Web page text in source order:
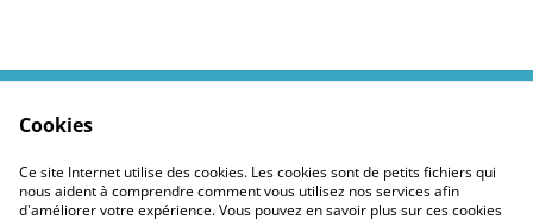
Politiques Site
Confidentialité des
cookies
Cookies
Ce site Internet utilise des cookies. Les cookies sont de petits fichiers qui
nous aident à comprendre comment vous utilisez nos services afin
d'améliorer votre expérience. Vous pouvez en savoir plus sur ces cookies